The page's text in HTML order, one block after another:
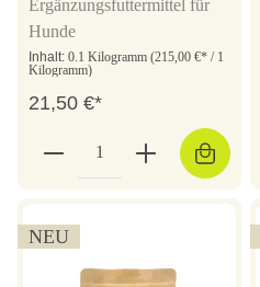
Ergänzungsfuttermittel für
Hunde
Inhalt: 0.1 Kilogramm (215,00 €* / 1
Kilogramm)
21,50 €*
NEU